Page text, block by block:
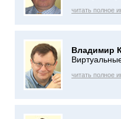
читать полное
Владимир
читать полное